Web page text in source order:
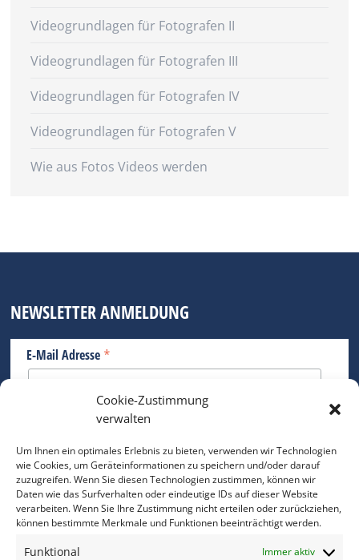
Cookie-Zustimmung
verwalten
Um Ihnen ein optimales Erlebnis zu bieten, verwenden wir Technologien
wie Cookies, um Geräteinformationen zu speichern und/oder darauf
zuzugreifen. Wenn Sie diesen Technologien zustimmen, können wir
Daten wie das Surfverhalten oder eindeutige IDs auf dieser Website
verarbeiten. Wenn Sie Ihre Zustimmung nicht erteilen oder zurückziehen,
können bestimmte Merkmale und Funktionen beeinträchtigt werden.
Funktional Immer aktiv
Videogrundlagen für Fotografen II
Videogrundlagen für Fotografen III
Videogrundlagen für Fotografen IV
Videogrundlagen für Fotografen V
Wie aus Fotos Videos werden
NEWSLETTER ANMELDUNG
E-Mail Adresse *
Bitte geben Sie Ihre E-Mail Adresse ein.
*